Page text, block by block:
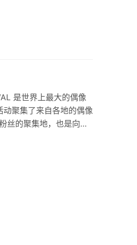
是世界上最大的偶像
聚集了来自各地的偶像
丝的聚集地，也是向世
，参加的偶像团体有机